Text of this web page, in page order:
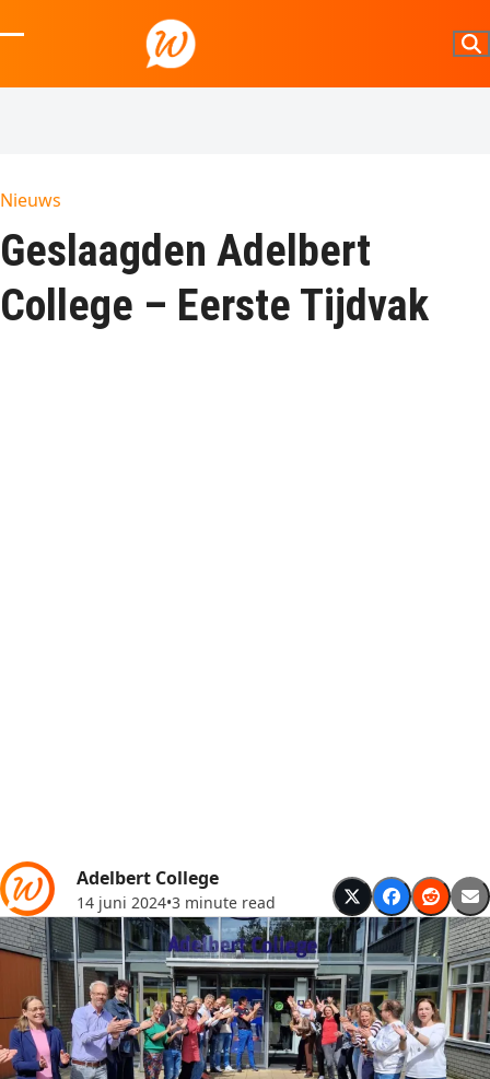
to
mobile
mobile
Nieuws
Geslaagden Adelbert
College – Eerste Tijdvak
Adelbert College
14 juni 2024•3 minute read